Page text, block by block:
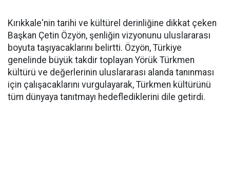
Kırıkkale'nin tarihi ve kültürel derinliğine dikkat çeken
Başkan Çetin Özyön, şenliğin vizyonunu uluslararası
boyuta taşıyacaklarını belirtti. Özyön, Türkiye
genelinde büyük takdir toplayan Yörük Türkmen
kültürü ve değerlerinin uluslararası alanda tanınması
için çalışacaklarını vurgulayarak, Türkmen kültürünü
tüm dünyaya tanıtmayı hedeflediklerini dile getirdi.